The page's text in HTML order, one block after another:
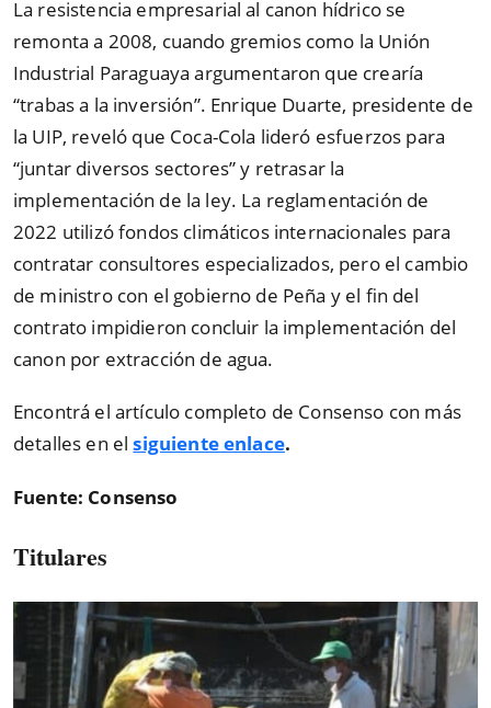
La resistencia empresarial al canon hídrico se
remonta a 2008, cuando gremios como la Unión
Industrial Paraguaya argumentaron que crearía
“trabas a la inversión”. Enrique Duarte, presidente de
la UIP, reveló que Coca-Cola lideró esfuerzos para
“juntar diversos sectores”y retrasar la
implementación de la ley. La reglamentación de
2022 utilizó fondos climáticos internacionales para
contratar consultores especializados, pero el cambio
de ministro con el gobierno de Peña y el fin del
contrato impidieron concluir la implementación del
canon por extracción de agua.
Encontrá el artículo completo de Consenso con más
detalles en elsiguiente enlace.
Fuente: Consenso
Titulares